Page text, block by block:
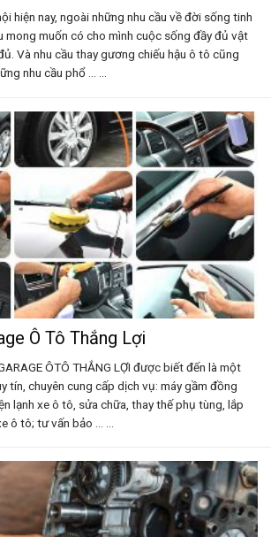
hiện nay, ngoài những nhu cầu về đời sống tinh
mong muốn có cho mình cuộc sống đầy đủ vật
Và nhu cầu thay gương chiếu hậu ô tô cũng
nhu cầu phổ ... ...
Ô Tô Thắng Lợi
ÔTÔ THẮNG LỢI được biết đến là một
tín, chuyên cung cấp dịch vụ: máy gầm đồng
lạnh xe ô tô, sửa chữa, thay thế phụ tùng, lắp
ô tô; tư vấn bảo ... ...